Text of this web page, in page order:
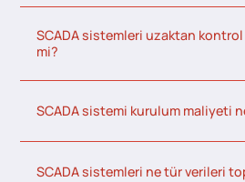
SCADA sistemleri uzaktan
mi?
SCADA sistemi kurulum maliyeti
SCADA sistemleri ne tür verileri